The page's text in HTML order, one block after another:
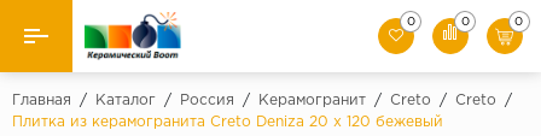
Назад
0 0 0
Главная / Каталог / Россия / Керамогранит / Creto / Creto
/
Плитка из керамогранита Creto Deniza 20 x 120 бежевый